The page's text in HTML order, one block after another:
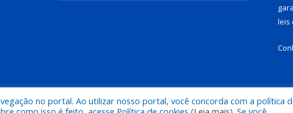
leis
de Juruti. Mapa do Site
no portal. Ao utilizar nosso portal, você concorda com a política